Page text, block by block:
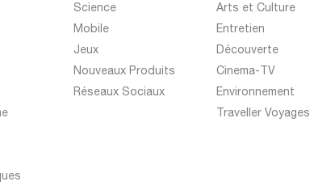
Science
Mobile
Jeux
Nouveaux Produits
Réseaux Sociaux
Arts et Culture
Entretien
Découverte
Cinema-TV
Environnement
Traveller Voyages